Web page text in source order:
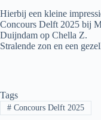
Hierbij een kleine
Concours Delft 2025 bij
Duijndam op Chella Z.
Stralende zon en een
Tags
#Concours Delft 2025